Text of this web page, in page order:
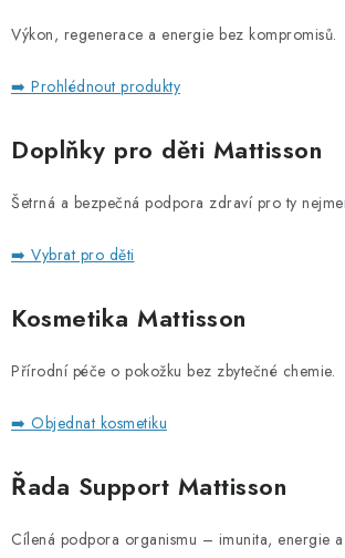
Výkon, regenerace a energie bez kompromisů.
➡️ Prohlédnout produkty
Doplňky pro děti Mattisson
Šetrná a bezpečná podpora zdraví pro ty
➡️ Vybrat pro děti
Kosmetika Mattisson
Přírodní péče o pokožku bez zbytečné chemie.
➡️ Objednat kosmetiku
Řada Support Mattisson
Cílená podpora organismu – imunita, energie